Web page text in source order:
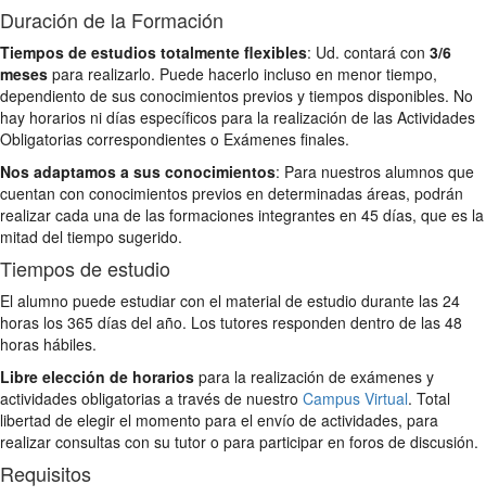
Duración de la Formación
Tiempos de estudios totalmente flexibles: Ud. contará con 3/6
meses para realizarlo. Puede hacerlo incluso en menor tiempo,
dependiento de sus conocimientos previos y tiempos disponibles. No
hay horarios ni días específicos para la realización de las Actividades
Obligatorias correspondientes o Exámenes finales.
Nos adaptamos a sus conocimientos: Para nuestros alumnos que
cuentan con conocimientos previos en determinadas áreas, podrán
realizar cada una de las formaciones integrantes en 45 días, que es la
mitad del tiempo sugerido.
Tiempos de estudio
El alumno puede estudiar con el material de estudio durante las 24
horas los 365 días del año. Los tutores responden dentro de las 48
horas hábiles.
Libre elección de horarios para la realización de exámenes y
actividades obligatorias a través de nuestro Campus Virtual. Total
libertad de elegir el momento para el envío de actividades, para
realizar consultas con su tutor o para participar en foros de discusión.
Requisitos